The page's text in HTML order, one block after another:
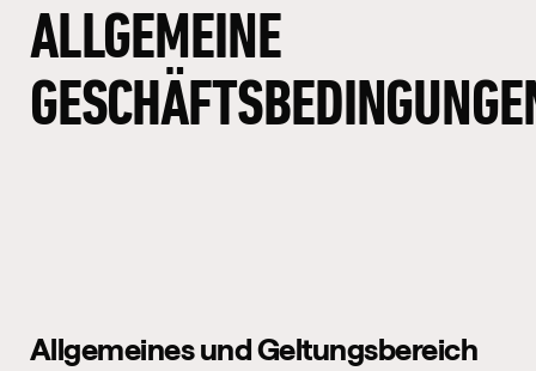
ALLGEMEINE
Allgemeines und Geltungsbereich